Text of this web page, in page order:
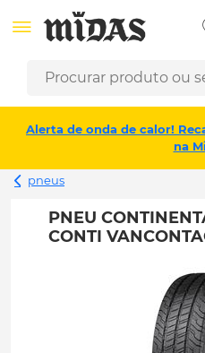
Alerta de onda de calor!
na
pneus
PNEU
CONTI